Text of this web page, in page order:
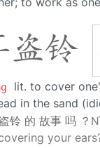
盗铃
lit. to cover
in the sand
铃 的 故事 吗 ？
your